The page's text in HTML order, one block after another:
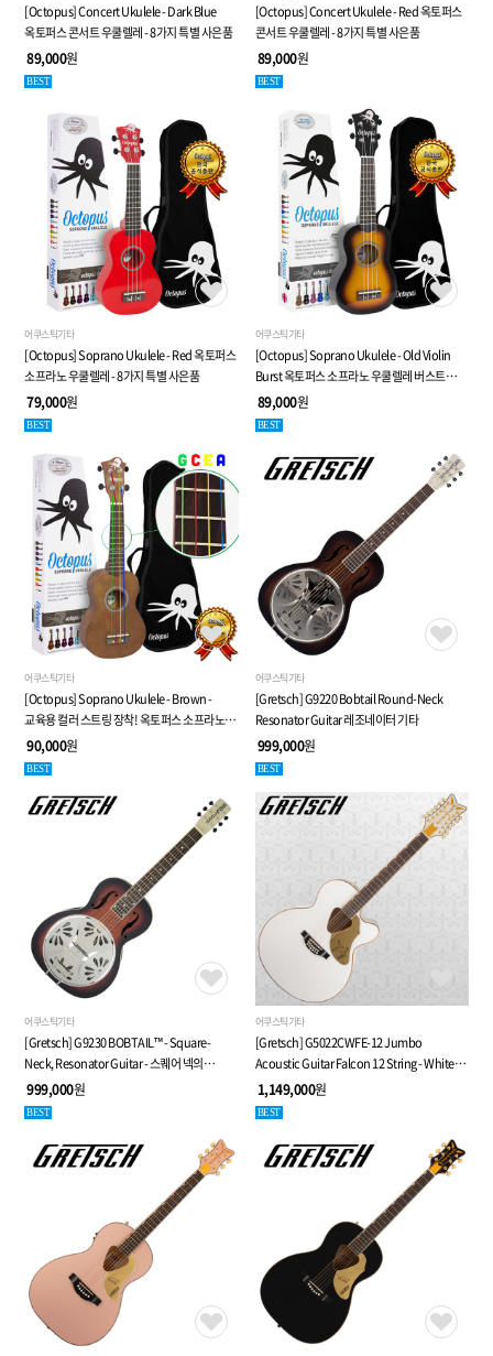
[Octopus] Concert Ukulele - Dark Blue
옥토퍼스 콘서트 우쿨렐레 - 8가지 특별 사은품
89,000원
BEST
[Octopus] Concert Ukulele - Red 옥토퍼스
콘서트 우쿨렐레 - 8가지 특별 사은품
89,000원
BEST
어쿠스틱기타
[Octopus] Soprano Ukulele - Red 옥토퍼스
소프라노 우쿨렐레 - 8가지 특별 사은품
79,000원
BEST
어쿠스틱기타
[Octopus] Soprano Ukulele - Old Violin
Burst 옥토퍼스 소프라노 우쿨렐레 버스트
시리즈 - 8가지 특별 사은품
89,000원
BEST
어쿠스틱기타
[Octopus] Soprano Ukulele - Brown -
교육용 컬러 스트링 장착! 옥토퍼스 소프라노
우쿨렐레 브라운 컬러 - 8가지 특별 사은품
90,000원
BEST
어쿠스틱기타
[Gretsch] G9220 Bobtail Round-Neck
Resonator Guitar 레조네이터 기타
999,000원
BEST
어쿠스틱기타
[Gretsch] G9230 BOBTAIL™ - Square-
Neck, Resonator Guitar - 스퀘어 넥의
레조네이터(도브로) 기타 - 케이스 포함
999,000원
BEST
어쿠스틱기타
[Gretsch] G5022CWFE-12 Jumbo
Acoustic Guitar Falcon 12 String - White
with 소프트케이스, 그레치 화이트 팔콘
점보바디 어쿠스틱 기타 12현
1,149,000원
BEST